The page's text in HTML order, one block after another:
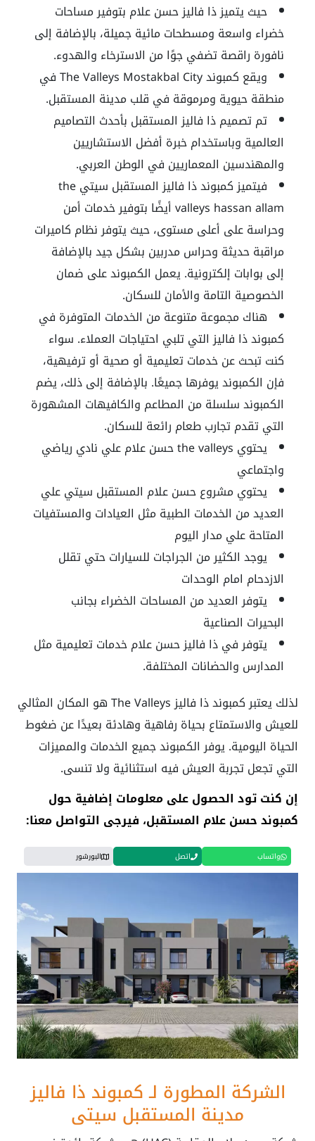
حيث يتميز ذا فاليز حسن علام بتوفير مساحات
خضراء واسعة ومسطحات مائية جميلة، بالإضافة إلى
نافورة راقصة تضفي جوًا من الاسترخاء والهدوء.
ويقع كمبوند The Valleys Mostakbal City في
منطقة حيوية ومرموقة في قلب مدينة المستقبل.
تم تصميم ذا فاليز المستقبل بأحدث التصاميم
العالمية وباستخدام خبرة أفضل الاستشاريين
والمهندسين المعماريين في الوطن العربي.
فيتميز كمبوند ذا فاليز المستقبل سيتيthe
valleys hassan allamأيضًا بتوفير خدمات أمن
وحراسة على أعلى مستوى، حيث يتوفر نظام كاميرات
مراقبة حديثة وحراس مدربين بشكل جيد بالإضافة
إلى بوابات إلكترونية. يعمل الكمبوند على ضمان
الخصوصية التامة والأمان للسكان.
هناك مجموعة متنوعة من الخدمات المتوفرة في
كمبوند ذا فاليز التي تلبي احتياجات العملاء. سواء
كنت تبحث عن خدمات تعليمية أو صحية أو ترفيهية،
فإن الكمبوند يوفرها جميعًا. بالإضافة إلى ذلك، يضم
الكمبوند سلسلة من المطاعم والكافيهات المشهورة
التي تقدم تجارب طعام رائعة للسكان.
يحتوي the valleys حسن علام
علي نادي رياضي
واجتماعي
يحتوي مشروع حسن علام المستقبل سيتي علي
العديد من الخدمات الطبية مثل العيادات والمستفيات
المتاحة علي مدار اليوم
يوجد الكثير من الجراجات للسيارات حتي تقلل
الازدحام امام الوحدات
يتوفر العديد من المساحات الخضراء بجانب
البحيرات الصناعية
يتوفر في ذا فاليز حسن علام خدمات تعليمية مثل
المدارس والحضانات المختلفة.
لذلك يعتبر كمبوند ذا فاليز The Valleys هو المكان المثالي
للعيش والاستمتاع بحياة رفاهية وهادئة بعيدًا عن ضغوط
الحياة اليومية. يوفر الكمبوند جميع الخدمات والمميزات
التي تجعل تجربة العيش فيه استثنائية ولا تنسى.
إن كنت تود الحصول على معلومات إضافية حول
كمبوند حسن علام المستقبل، فيرجى التواصل معنا:
واتساب اتصل البورشور
الشركة المطورة لـ كمبوند ذا فاليز
مدينة المستقبل سيتي